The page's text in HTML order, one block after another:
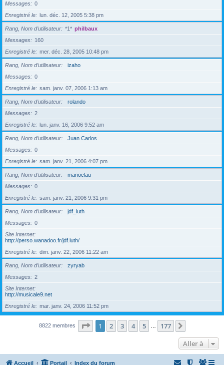
Messages
0
Enregistré le
lun. déc. 12, 2005 5:38 pm
Rang, Nom d’utilisateur *1* philbaux
Messages
160
Enregistré le
mer. déc. 28, 2005 10:48 pm
Rang, Nom d’utilisateur
izaho
Messages
0
Enregistré le
sam. janv. 07, 2006 1:13 am
Rang, Nom d’utilisateur
rolando
Messages
2
Enregistré le
lun. janv. 16, 2006 9:52 am
Rang, Nom d’utilisateur
Juan Carlos
Messages
0
Enregistré le
sam. janv. 21, 2006 4:07 pm
Rang, Nom d’utilisateur
manoclau
Messages
0
Enregistré le
sam. janv. 21, 2006 9:31 pm
Rang, Nom d’utilisateur
jdf_luth
Messages
0
Site Internet
http://perso.wanadoo.fr/jdf.luth/
Enregistré le
dim. janv. 22, 2006 11:22 am
Rang, Nom d’utilisateur
zyryab
Messages
2
Site Internet
http://musicale9.net
Enregistré le
mar. janv. 24, 2006 11:52 pm
8822 membres Page 1sur177
1 2 3 4 5 177
Aller à
Accueil Portail Index du forum